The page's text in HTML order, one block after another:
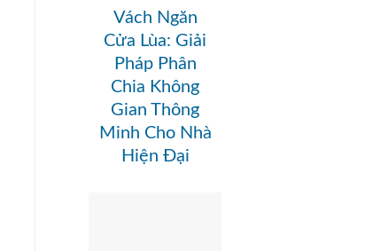
Vách Ngăn
Cửa Lùa: Giải
Pháp Phân
Chia Không
Gian Thông
Minh Cho Nhà
Hiện Đại